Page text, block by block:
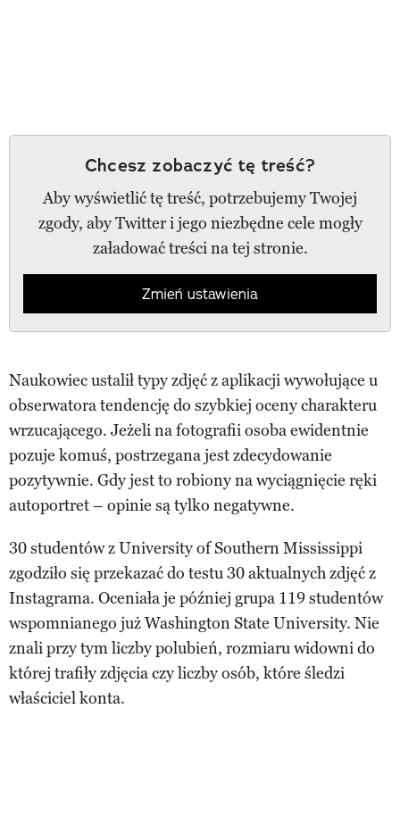
Chcesz zobaczyć tę treść?
Aby wyświetlić tę treść, potrzebujemy Twojej
zgody, aby Twitter i jego niezbędne cele mogły
załadować treści na tej stronie.
Zmień ustawienia
Naukowiec ustalił typy zdjęć z aplikacji wywołujące u
obserwatora tendencję do szybkiej oceny charakteru
wrzucającego. Jeżeli na fotografii osoba ewidentnie
pozuje komuś, postrzegana jest zdecydowanie
pozytywnie. Gdy jest to robiony na wyciągnięcie ręki
autoportret – opinie są tylko negatywne.
30 studentów z University of Southern Mississippi
zgodziło się przekazać do testu 30 aktualnych zdjęć z
Instagrama. Oceniała je później grupa 119 studentów
wspomnianego już Washington State University. Nie
znali przy tym liczby polubień, rozmiaru widowni do
której trafiły zdjęcia czy liczby osób, które śledzi
właściciel konta.